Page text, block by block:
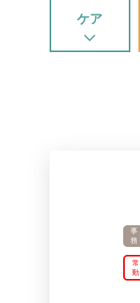
ケア
事
務
常
勤